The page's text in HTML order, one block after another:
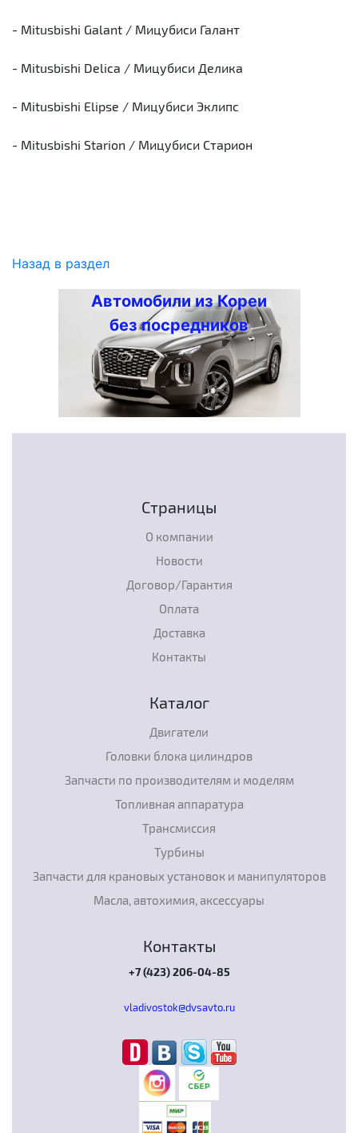
- Mitusbishi Galant / Мицубиси Галант
- Mitusbishi Delica / Мицубиси Делика
- Mitusbishi Elipse / Мицубиси Эклипс
- Mitusbishi Starion / Мицубиси Старион
Назад в раздел
Автомобили из Кореи
без посредников
Страницы
О компании
Новости
Договор/Гарантия
Оплата
Доставка
Контакты
Каталог
Двигатели
Головки блока цилиндров
Запчасти по производителям и моделям
Топливная аппаратура
Трансмиссия
Турбины
Запчасти для крановых установок и манипуляторов
Масла, автохимия, аксессуары
Контакты
+7 (423) 206-04-85
vladivostok@dvsavto.ru